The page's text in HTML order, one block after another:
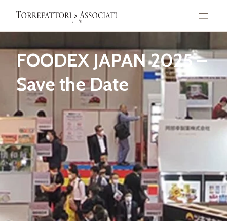
FOODEX JAPAN 2025 –
Save the Date